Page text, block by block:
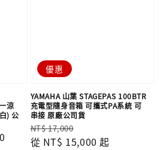
涼
) 公
優惠
YAMAHA 山葉 STAGEPAS 100BTR
充電型隨身音箱 可攜式PA系統 可
串接 原廠公司貨
Regular
price
NT$ 17,000
price
從 NT$ 15,000 起